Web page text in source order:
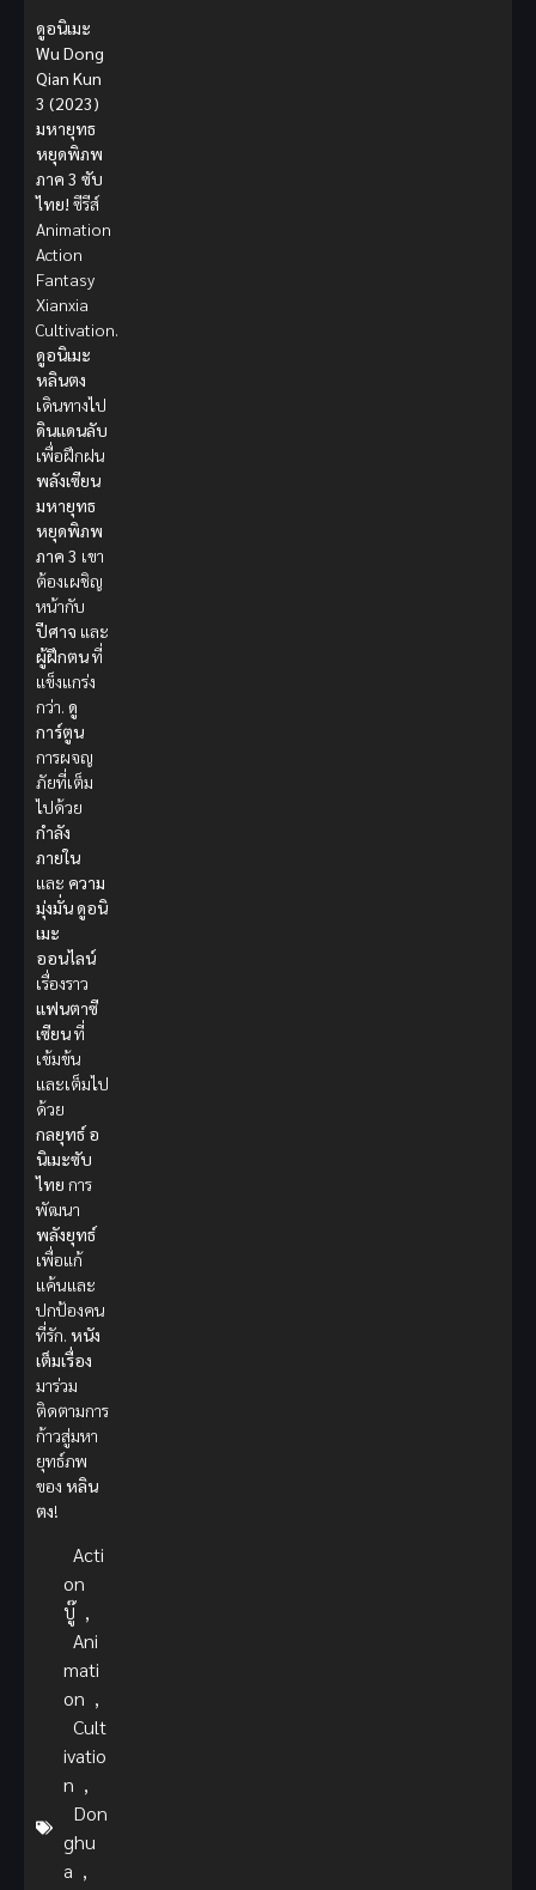
ดูอนิเมะ
Wu Dong
Qian Kun
3 (2023)
มหายุทธ
หยุดพิภพ
ภาค 3 ซับ
ไทย! ซีรีส์
Animation
Action
Fantasy
Xianxia
Cultivation.
ดูอนิเมะ
หลินตง
เดินทางไป
ดินแดนลับ
เพื่อฝึกฝน
พลังเซียน
มหายุทธ
หยุดพิภพ
ภาค 3 เขา
ต้องเผชิญ
หน้ากับ
ปีศาจ และ
ผู้ฝึกตนที่
แข็งแกร่ง
กว่า. ดู
การ์ตูน
การผจญ
ภัยที่เต็ม
ไปด้วย
กำลัง
ภายใน
และ ความ
มุ่งมั่นดูอนิ
เมะ
ออนไลน์
เรื่องราว
แฟนตาซี
เซียนที่
เข้มข้น
และเต็มไป
ด้วย
กลยุทธ์ อ
นิเมะซับ
ไทย การ
พัฒนา
พลังยุทธ์
เพื่อแก้
แค้นและ
ปกป้องคน
ที่รัก. หนัง
เต็มเรื่อง
มาร่วม
ติดตามการ
ก้าวสู่มหา
ยุทธ์ภพ
ของ หลิน
ตง!
Acti
on
บู๊ ,
Ani
mati
on ,
Cult
ivatio
n ,
Don
ghu
a ,